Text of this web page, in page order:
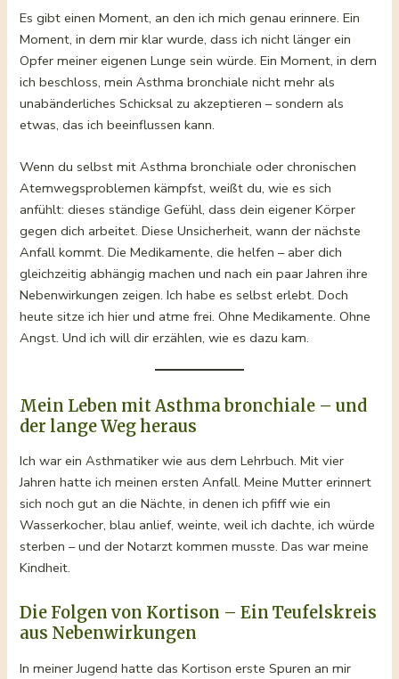
Es gibt einen Moment, an den ich mich genau erinnere. Ein
Moment, in dem mir klar wurde, dass ich nicht länger ein
Opfer meiner eigenen Lunge sein würde. Ein Moment, in dem
ich beschloss, mein Asthma bronchiale nicht mehr als
unabänderliches Schicksal zu akzeptieren – sondern als
etwas, das ich beeinflussen kann.
Wenn du selbst mit Asthma bronchiale oder chronischen
Atemwegsproblemen kämpfst, weißt du, wie es sich
anfühlt: dieses ständige Gefühl, dass dein eigener Körper
gegen dich arbeitet. Diese Unsicherheit, wann der nächste
Anfall kommt. Die Medikamente, die helfen – aber dich
gleichzeitig abhängig machen und nach ein paar Jahren ihre
Nebenwirkungen zeigen. Ich habe es selbst erlebt. Doch
heute sitze ich hier und atme frei. Ohne Medikamente. Ohne
Angst. Und ich will dir erzählen, wie es dazu kam.
Mein Leben mit Asthma bronchiale – und
der lange Weg heraus
Ich war ein Asthmatiker wie aus dem Lehrbuch. Mit vier
Jahren hatte ich meinen ersten Anfall. Meine Mutter erinnert
sich noch gut an die Nächte, in denen ich pfiff wie ein
Wasserkocher, blau anlief, weinte, weil ich dachte, ich würde
sterben – und der Notarzt kommen musste. Das war meine
Kindheit.
Die Folgen von Kortison – Ein Teufelskreis
aus Nebenwirkungen
In meiner Jugend hatte das Kortison erste Spuren an mir